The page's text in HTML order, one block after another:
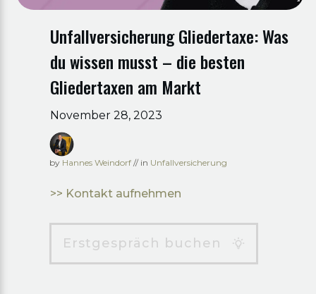
Unfallversicherung Gliedertaxe: Was
du wissen musst – die besten
Gliedertaxen am Markt
November 28, 2023
by Hannes Weindorf // in Unfallversicherung
>> Kontakt aufnehmen
Erstgespräch buchen